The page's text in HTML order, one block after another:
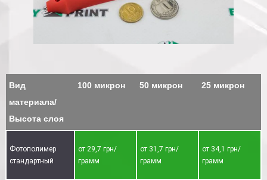
Вид
материала/
Высота слоя
100 микрон 50 микрон 25 микрон
Фотополимер
стандартный
от 29,7 грн/
грамм
от 31,7 грн/
грамм
от 34,1 грн/
грамм